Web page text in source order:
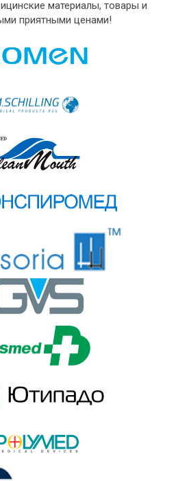
материалы, товары и
приятными ценами!